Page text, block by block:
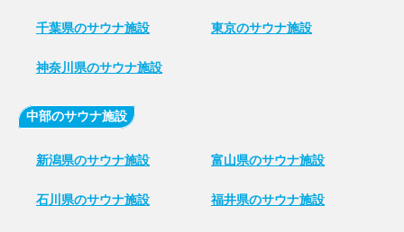
千葉県のサウナ施設 東京のサウナ施設
神奈川県のサウナ施設
中部のサウナ施設
新潟県のサウナ施設 富山県のサウナ施設
石川県のサウナ施設 福井県のサウナ施設